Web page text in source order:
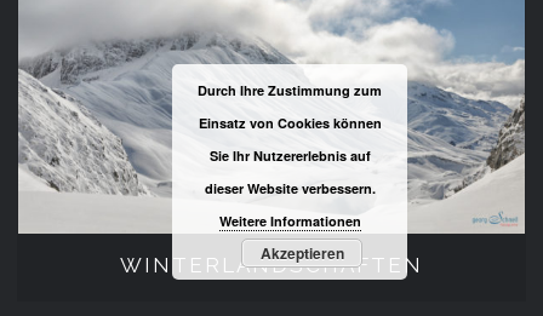
WINTERLANDSCHAFTEN
WINTERLANDSCHAFTEN
Durch Ihre Zustimmung zum
Einsatz von Cookies können
Sie Ihr Nutzererlebnis auf
dieser Website verbessern.
Weitere Informationen
Akzeptieren